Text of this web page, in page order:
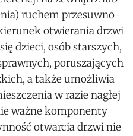
ruchem przesuwno-
otwierania drzwi
dzieci, osób starszych,
poruszających
a także umożliwia
w razie nagłej
ważne komponenty
otwarcia drzwi nie